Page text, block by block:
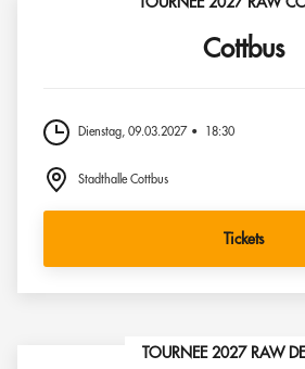
Cottbus
Dienstag, 09.03.2027 18:30
Stadthalle Cottbus
Tickets
TOURNEE 2027 RAW